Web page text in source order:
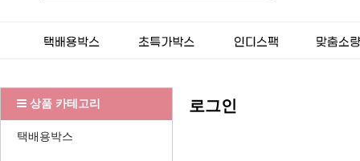
상품 카테고리
택배용박스
로그인